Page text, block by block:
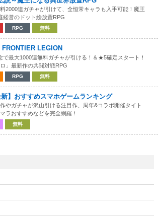
2000連ガチャが引けて、全恒常キャラも入手可能！魔王
経営のドット絵放置RPG
RPG 無料
FRONTIER LEGION
で最大1000連無料ガチャが引ける！＆★5確定スタート！
ロ」最新作の共闘対戦RPG
RPG 無料
新】おすすめスマホゲームランキング
やガチャが沢山引ける注目作、周年&コラボ開催タイト
ラおすすめなどを完全網羅！
無料